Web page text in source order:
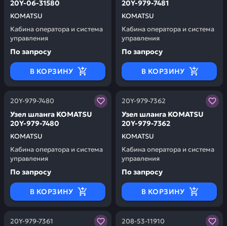
KOMATSU
20Y-06-31580
Кабина оператора и система
управления
По запросу
В КОРЗИНУ
KOMATSU
20Y-979-7481
Кабина оператора и система
управления
По запросу
В КОРЗИНУ
20Y-979-7480
KOMATSU
Узел шланга KOMATSU
20Y-979-7480
Кабина оператора и система
управления
Заказывая запчасти у нас, вы получаете гарантию
По запросу
В КОРЗИНУ
20Y-979-7362
KOMATSU
Узел шланга KOMATSU
20Y-979-7362
Кабина оператора и система
управления
Заказывая запчасти у
По запросу
В КОРЗИНУ
20Y-979-7361
Заказывая запчасти у нас, вы получаете гарантию
208-53-11910
Заказывая запчасти у